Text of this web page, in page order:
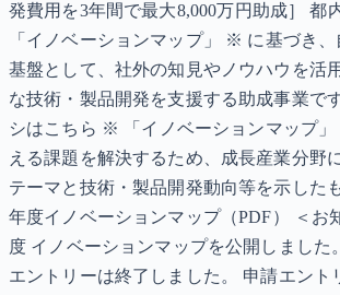
発費用を3年間で最大8,000万円助成］ 都
「イノベーションマップ」 ※ に基づき
基盤として、社外の知見やノウハウを活
な技術・製品開発を支援する助成事業で
シはこちら ※ 「イノベーションマップ」
える課題を解決するため、成長産業分野
テーマと技術・製品開発動向等を示した
年度イノベーションマップ（PDF） ＜お
度 イノベーションマップを公開しました
エントリーは終了しました。 申請エント